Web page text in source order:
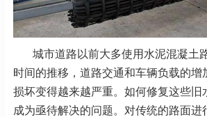
城市道路以前大多使用水泥混凝土
时间的推移，道路交通和车辆负载的增
损坏变得越来越严重。如何修复这些旧
成为亟待解决的问题。对传统的路面进